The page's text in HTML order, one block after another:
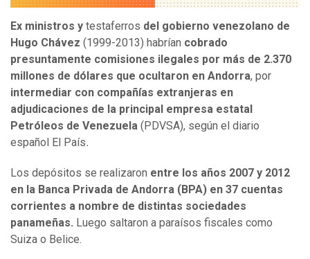
Ex ministros y testaferros del gobierno venezolano de
Hugo Chávez (1999-2013) habrían cobrado
presuntamente comisiones ilegales por más de 2.370
millones de dólares que ocultaron en Andorra, por
intermediar con compañías extranjeras en
adjudicaciones de la principal empresa estatal
Petróleos de Venezuela (PDVSA), según el diario
español El País.
Los depósitos se realizaron entre los años 2007 y 2012
en la Banca Privada de Andorra (BPA) en 37 cuentas
corrientes a nombre de distintas sociedades
panameñas. Luego saltaron a paraísos fiscales como
Suiza o Belice.